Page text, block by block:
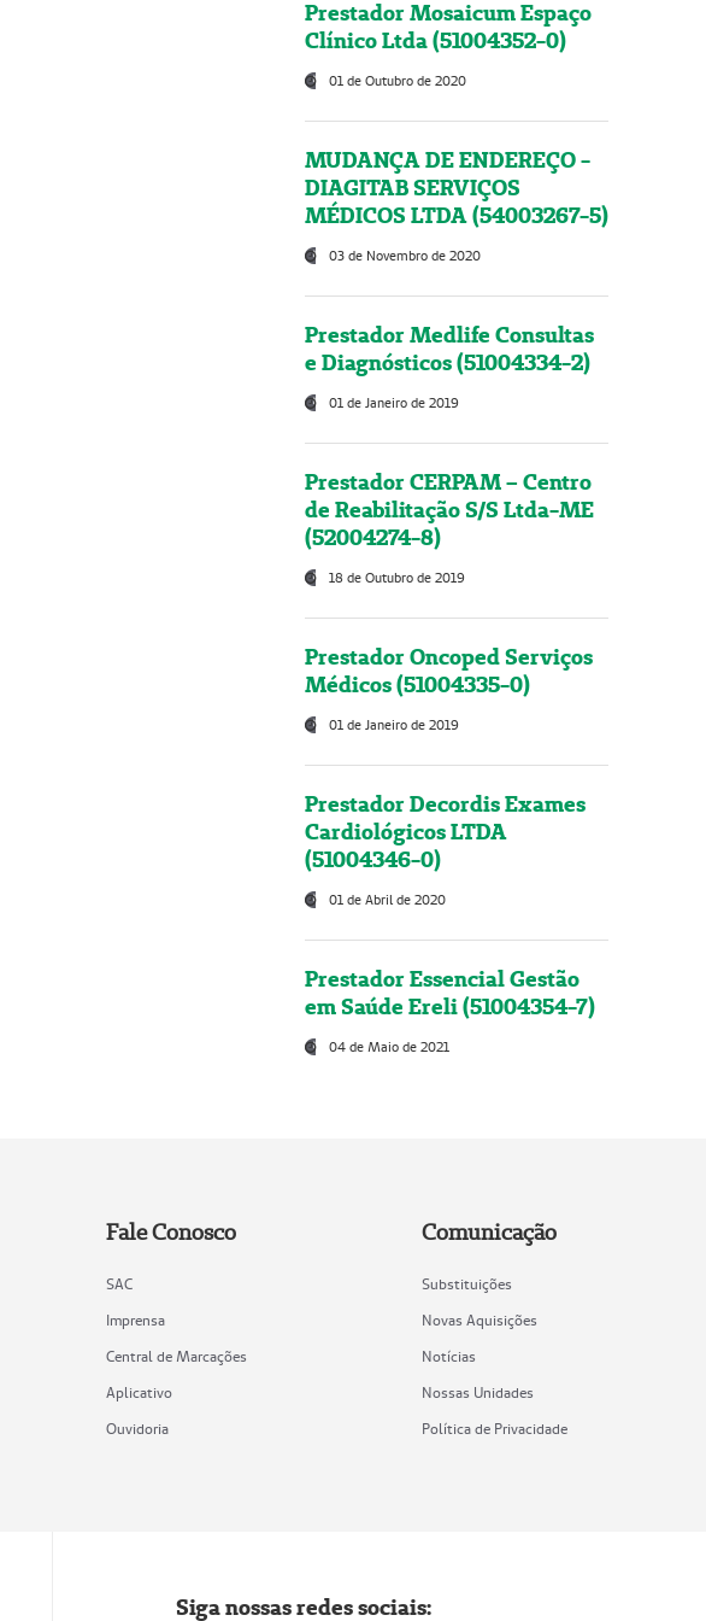
Prestador Mosaicum Espaço
Clínico Ltda (51004352-0)
01 de Outubro de 2020
MUDANÇA DE ENDEREÇO -
DIAGITAB SERVIÇOS
MÉDICOS LTDA (54003267-5)
03 de Novembro de 2020
Prestador Medlife Consultas
e Diagnósticos (51004334-2)
01 de Janeiro de 2019
Prestador CERPAM – Centro
de Reabilitação S/S Ltda-ME
(52004274-8)
18 de Outubro de 2019
Prestador Oncoped Serviços
Médicos (51004335-0)
01 de Janeiro de 2019
Prestador Decordis Exames
Cardiológicos LTDA
(51004346-0)
01 de Abril de 2020
Prestador Essencial Gestão
em Saúde Ereli (51004354-7)
04 de Maio de 2021
Fale Conosco
SAC
Imprensa
Central de Marcações
Aplicativo
Ouvidoria
Comunicação
Substituições
Novas Aquisições
Notícias
Nossas Unidades
Política de Privacidade
Siga nossas redes sociais: